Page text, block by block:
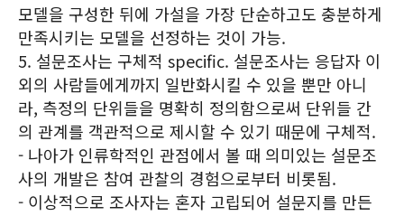
모델을 구성한 뒤에 가설을 가장 단순하고도 충분하게
만족시키는 모델을 선정하는 것이 가능.
5. 설문조사는 구체적 specific. 설문조사는 응답자 이
외의 사람들에게까지 일반화시킬 수 있을 뿐만 아니
라, 측정의 단위들을 명확히 정의함으로써 단위들 간
의 관계를 객관적으로 제시할 수 있기 때문에 구체적.
- 나아가 인류학적인 관점에서 볼 때 의미있는 설문조
사의 개발은 참여 관찰의 경험으로부터 비롯됨.
- 이상적으로 조사자는 혼자 고립되어 설문지를 만든